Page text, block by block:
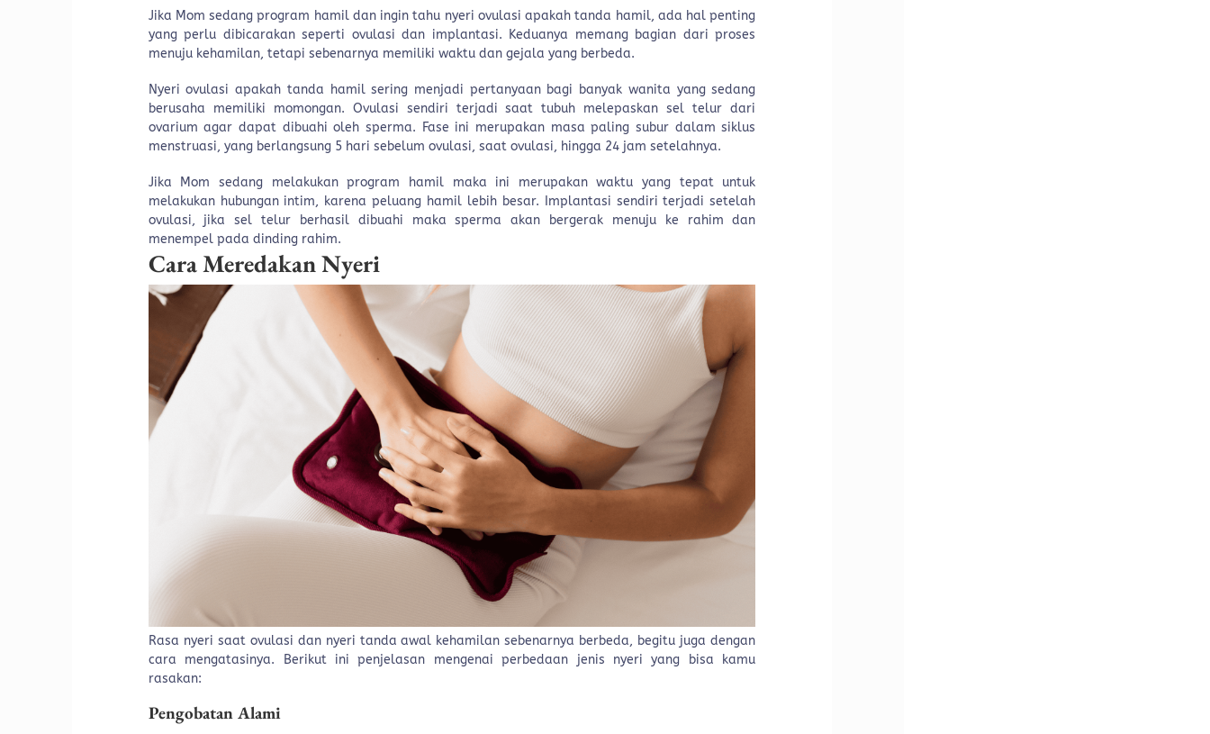
Jika Mom sedang program hamil dan ingin tahu nyeri ovulasi apakah tanda hamil, ada hal penting
yang perlu dibicarakan seperti ovulasi dan implantasi. Keduanya memang bagian dari proses
menuju kehamilan, tetapi sebenarnya memiliki waktu dan gejala yang berbeda.
Nyeri ovulasi apakah tanda hamil sering menjadi pertanyaan bagi banyak wanita yang sedang
berusaha memiliki momongan. Ovulasi sendiri terjadi saat tubuh melepaskan sel telur dari
ovarium agar dapat dibuahi oleh sperma. Fase ini merupakan masa paling subur dalam siklus
menstruasi, yang berlangsung 5 hari sebelum ovulasi, saat ovulasi, hingga 24 jam setelahnya.
Jika Mom sedang melakukan program hamil maka ini merupakan waktu yang tepat untuk
melakukan hubungan intim, karena peluang hamil lebih besar. Implantasi sendiri terjadi setelah
ovulasi, jika sel telur berhasil dibuahi maka sperma akan bergerak menuju ke rahim dan
menempel pada dinding rahim.
Cara Meredakan Nyeri
Rasa nyeri saat ovulasi dan nyeri tanda awal kehamilan sebenarnya berbeda, begitu juga dengan
cara mengatasinya. Berikut ini penjelasan mengenai perbedaan jenis nyeri yang bisa kamu
rasakan:
Pengobatan Alami